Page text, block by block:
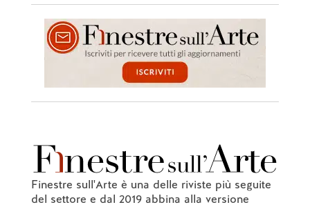
Finestre sull'Arte è una delle riviste più seguite
del settore e dal 2019 abbina alla versione